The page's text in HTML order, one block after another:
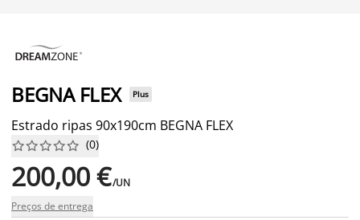
BEGNA FLEX Plus
Estrado ripas 90x190cm BEGNA FLEX





 (0)
200,00 €/UN
Preços de entrega